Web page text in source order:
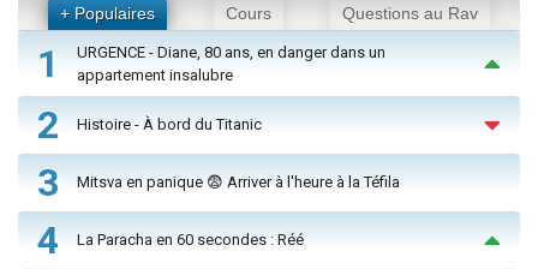
+ Populaires Cours Questions au Rav
1
URGENCE - Diane, 80 ans, en danger dans un
appartement insalubre
2 Histoire - À bord du Titanic
3 Mitsva en panique 😨 Arriver à l'heure à la Téfila
4 La Paracha en 60 secondes : Réé